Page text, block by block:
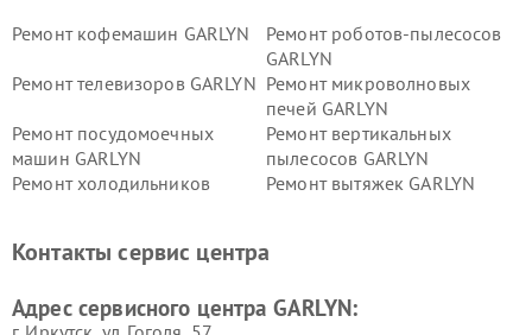
Ремонт кофемашин GARLYN
Ремонт роботов-пылесосов
GARLYN
Ремонт телевизоров GARLYN Ремонт микроволновых
печей GARLYN
Ремонт посудомоечных
машин GARLYN
Ремонт вертикальных
пылесосов GARLYN
Ремонт холодильников
Ремонт вытяжек GARLYN
стеклоочистителей GARLYN
GARLYN
GARLYN
Контакты сервис центра
Адрес сервисного центра GARLYN: